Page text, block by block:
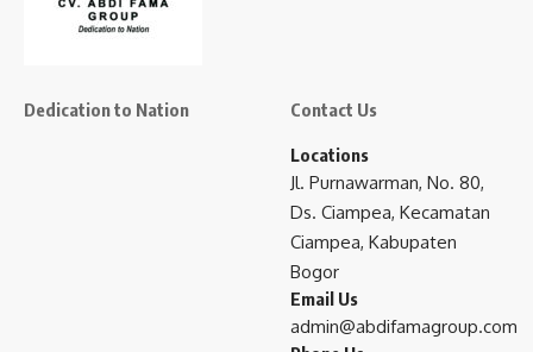
Dedication to Nation Contact Us
Locations
Jl. Purnawarman, No. 80,
Ds. Ciampea, Kecamatan
Ciampea, Kabupaten
Bogor
Email Us
admin@abdifamagroup.com